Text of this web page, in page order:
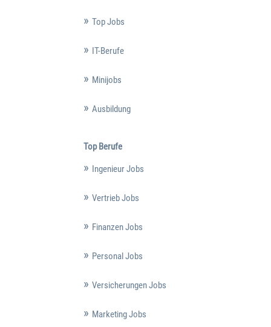
Top Jobs
IT-Berufe
Minijobs
Ausbildung
Top Berufe
Ingenieur Jobs
Vertrieb Jobs
Finanzen Jobs
Personal Jobs
Versicherungen Jobs
Marketing Jobs